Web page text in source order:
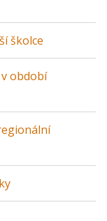
školce
v období